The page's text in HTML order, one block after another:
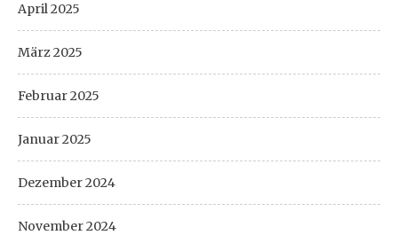
April 2025
März 2025
Februar 2025
Januar 2025
Dezember 2024
November 2024